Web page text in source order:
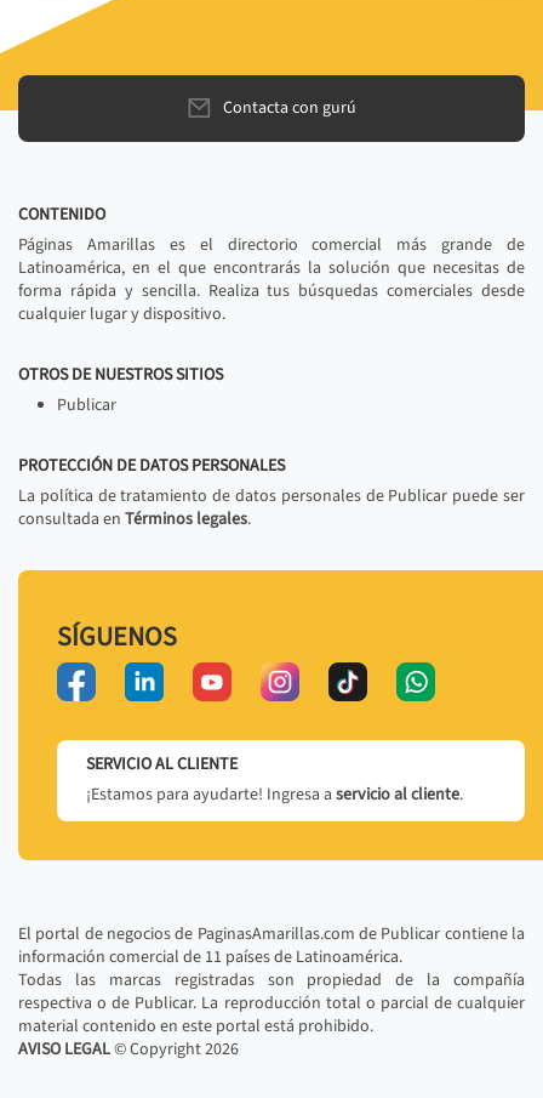
Contacta con gurú
CONTENIDO
Páginas Amarillas es el directorio comercial más grande de
Latinoamérica, en el que encontrarás la solución que necesitas de
forma rápida y sencilla. Realiza tus búsquedas comerciales desde
cualquier lugar y dispositivo.
OTROS DE NUESTROS SITIOS
Publicar
PROTECCIÓN DE DATOS PERSONALES
La política de tratamiento de datos personales de Publicar puede ser
consultada en Términos legales.
SÍGUENOS
SERVICIO AL CLIENTE
¡Estamos para ayudarte! Ingresa a servicio al cliente.
El portal de negocios de PaginasAmarillas.com de Publicar contiene la
información comercial de 11 países de Latinoamérica.
Todas las marcas registradas son propiedad de la compañía
respectiva o de Publicar. La reproducción total o parcial de cualquier
material contenido en este portal está prohibido.
AVISO LEGAL© Copyright2026